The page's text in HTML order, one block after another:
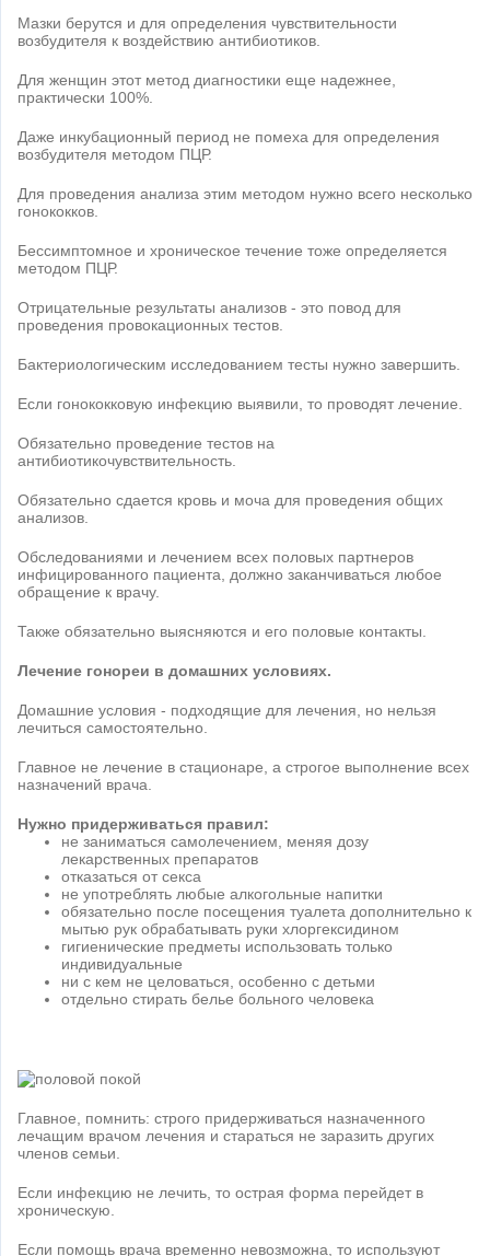
Мазки берутся и для определения чувствительности
возбудителя к воздействию антибиотиков.
Для женщин этот метод диагностики еще надежнее,
практически 100%.
Даже инкубационный период не помеха для определения
возбудителя методом ПЦР.
Для проведения анализа этим методом нужно всего несколько
гонококков.
Бессимптомное и хроническое течение тоже определяется
методом ПЦР.
Отрицательные результаты анализов - это повод для
проведения провокационных тестов.
Бактериологическим исследованием тесты нужно завершить.
Если гонококковую инфекцию выявили, то проводят лечение.
Обязательно проведение тестов на
антибиотикочувствительность.
Обязательно сдается кровь и моча для проведения общих
анализов.
Обследованиями и лечением всех половых партнеров
инфицированного пациента, должно заканчиваться любое
обращение к врачу.
Также обязательно выясняются и его половые контакты.
Лечение гонореи в домашних условиях.
Домашние условия - подходящие для лечения, но нельзя
лечиться самостоятельно.
Главное не лечение в стационаре, а строгое выполнение всех
назначений врача.
Нужно придерживаться правил:
не заниматься самолечением, меняя дозу
лекарственных препаратов
отказаться от секса
не употреблять любые алкогольные напитки
обязательно после посещения туалета дополнительно к
мытью рук обрабатывать руки хлоргексидином
гигиенические предметы использовать только
индивидуальные
ни с кем не целоваться, особенно с детьми
отдельно стирать белье больного человека
Главное, помнить: строго придерживаться назначенного
лечащим врачом лечения и стараться не заразить других
членов семьи.
Если инфекцию не лечить, то острая форма перейдет в
хроническую.
Если помощь врача временно невозможна, то используют